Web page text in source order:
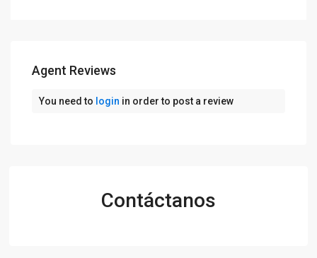
Agent Reviews
You need to login in order to post a review
Contáctanos